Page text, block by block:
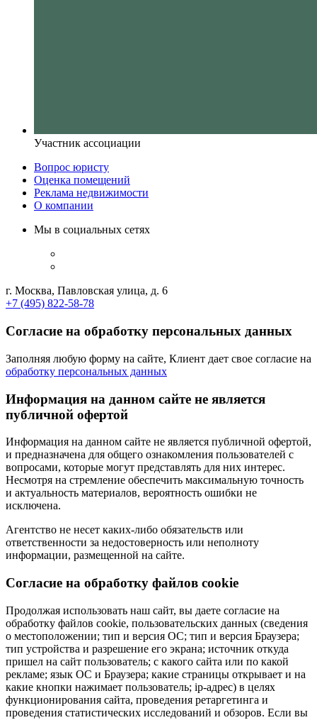
Участник ассоциации
Вопрос юристу
Оценка помещений
Реклама недвижимости
О компании
Мы в социальных сетях
г. Москва, Павловская улица, д. 6
+7 (495) 822-58-78
Согласие на обработку персональных данных
Заполняя любую форму на сайте, Клиент дает свое согласие на
обработку персональных данных
Информация на данном сайте не является
публичной офертой
Информация на данном сайте не является публичной офертой,
и предназначена для общего ознакомления пользователей с
вопросами, которые могут представлять для них интерес.
Несмотря на стремление обеспечить максимальную точность
и актуальность материалов, вероятность ошибки не
исключена.
Агентство не несет каких-либо обязательств или
ответственности за недостоверность или неполноту
информации, размещенной на сайте.
Cогласие на обработку файлов cookie
Продолжая использовать наш сайт, вы даете согласие на
обработку файлов cookie, пользовательских данных (сведения
о местоположении; тип и версия ОС; тип и версия Браузера;
тип устройства и разрешение его экрана; источник откуда
пришел на сайт пользователь; с какого сайта или по какой
рекламе; язык ОС и Браузера; какие страницы открывает и на
какие кнопки нажимает пользователь; ip-адрес) в целях
функционирования сайта, проведения ретаргетинга и
проведения статистических исследований и обзоров. Если вы